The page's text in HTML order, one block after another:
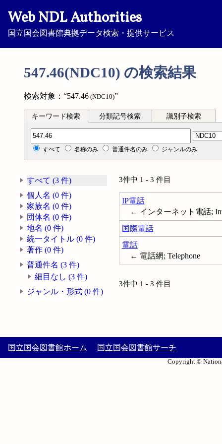
Web NDL Authorities
国立国会図書館典拠データ検索・提供サービス
547.46(NDC10) の検索結果
検索対象：“547.46 (NDC10)”
キーワード検索 分類記号検索 識別子検索
分類記号検索
すべて 名称のみ 普通件名のみ ジャンルのみ
すべて (3 件)
個人名 (0 件)
家族名 (0 件)
団体名 (0 件)
地名 (0 件)
統一タイトル (0 件)
著作 (0 件)
普通件名 (3 件)
細目なし (3 件)
ジャンル・形式 (0 件)
3件中 1 - 3 件目
IP電話
← インターネット電話;
国際電話
電話
← 電話網; Telephone
3件中 1 - 3 件目
国立国会図書館ホーム 国立国会図書館サーチ
Copyright ©